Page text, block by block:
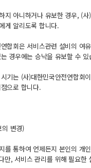
지 아니하거나 유보한 경우, (
게 알리도록 합니다.
합회은 서비스관련 설비의 여
경우에는 승낙을 유보할 수 있
기는 (사)대한민국안전연합회
으로 합니다.
변경)
를 통하여 언제든지 본인의 개
만, 서비스 관리를 위해 필요한